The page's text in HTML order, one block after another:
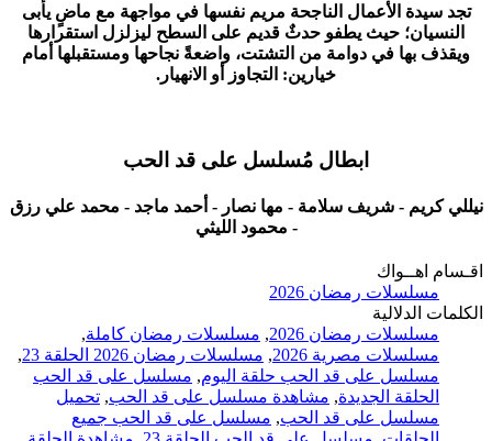
تجد سيدة الأعمال الناجحة مريم نفسها في مواجهة مع ماضٍ يأبى
النسيان؛ حيث يطفو حدثٌ قديم على السطح ليزلزل استقرارها
ويقذف بها في دوامة من التشتت، واضعةً نجاحها ومستقبلها أمام
خيارين: التجاوز أو الانهيار.
ابطال مُسلسل على قد الحب
نيللي كريم - شريف سلامة - مها نصار - أحمد ماجد - محمد علي رزق
- محمود الليثي
اقـسام اهــواك
مسلسلات رمضان 2026
الكلمات الدلالية
مسلسلات رمضان 2026
, مسلسلات رمضان كاملة,
مسلسلات مصرية 2026
, مسلسلات رمضان 2026 الحلقة 23
,
مسلسل على قد الحب حلقة اليوم, مسلسل على قد الحب
الحلقة الجديدة, مشاهدة مسلسل على قد الحب, تحميل
مسلسل على قد الحب, مسلسل على قد الحب جميع